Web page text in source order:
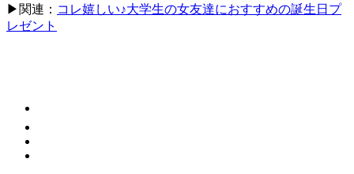
▶関連： コレ嬉しい♪大学生の女友達におすすめの誕生日プ
レゼント